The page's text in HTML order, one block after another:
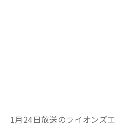
1月24日放送のライオンズ